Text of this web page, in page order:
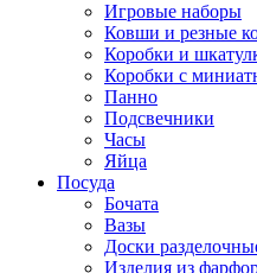
Игровые наборы
Ковши и резные
Коробки и
Коробки с
Панно
Подсвечники
Часы
Яйца
Посуда
Бочата
Вазы
Доски
Изделия из